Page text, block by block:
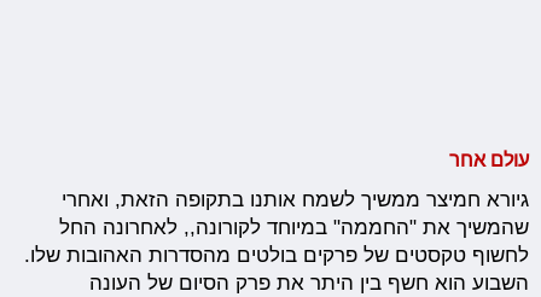
עולם אחר
גיורא חמיצר ממשיך לשמח אותנו בתקופה הזאת, ואחרי
שהמשיך את "החממה" במיוחד לקורונה,, לאחרונה החל
לחשוף טקסטים של פרקים בולטים מהסדרות האהובות שלו.
השבוע הוא חשף בין היתר את פרק הסיום של העונה